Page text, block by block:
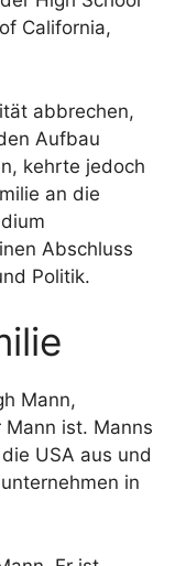
California,
abbrechen,
Aufbau
kehrte jedoch
an die
Abschluss
Politik.
Mann,
ist. Manns
USA aus und
in